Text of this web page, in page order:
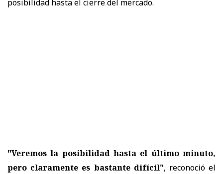
posibilidad hasta el cierre del mercado.
"Veremos la posibilidad hasta el último minuto,
pero claramente es bastante difícil", reconoció el